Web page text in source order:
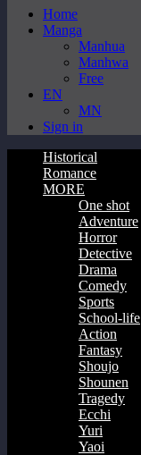
Home
Manga
Manhua
Manhwa
Free
EN
MN
Sign in
Historical
Romance
MORE
One shot
Adventure
Horror
Detective
Drama
Comedy
Sports
School-life
Action
Fantasy
Shoujo
Shounen
Tragedy
Ecchi
Yuri
Yaoi